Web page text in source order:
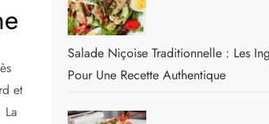
et
La
Salade Niçoise Traditionnelle : Les
Pour Une Recette Authentique